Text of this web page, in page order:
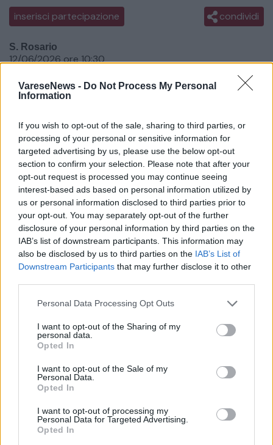
VareseNews - Do Not Process My Personal
Information
If you wish to opt-out of the sale, sharing to third parties, or
processing of your personal or sensitive information for
targeted advertising by us, please use the below opt-out
section to confirm your selection. Please note that after your
opt-out request is processed you may continue seeing
interest-based ads based on personal information utilized by
us or personal information disclosed to third parties prior to
your opt-out. You may separately opt-out of the further
disclosure of your personal information by third parties on the
IAB’s list of downstream participants. This information may
also be disclosed by us to third parties on the IAB’s List of
Downstream Participants that may further disclose it to other
Personal Data Processing Opt Outs
I want to opt-out of the Sharing of my
personal data.
Opted In
I want to opt-out of the Sale of my
Personal Data.
Opted In
I want to opt-out of processing my
Personal Data for Targeted Advertising.
Opted In
inserisci partecipazione condividi
S. Rosario
12/06/2026 ore 10:30
Ora del Funerale
11:00
Luogo del Funerale
Chiesa parrocchiale di Voltorre
Luogo di Sepoltura
Cimitero di Voltorre
Annuncio inserito da:
0332 229401
info@ofcampodeifiori.com
Firmato:
Onoranze funebri Rovera - Gavirate
INSERISCI LA TUA PARTECIPAZIONE